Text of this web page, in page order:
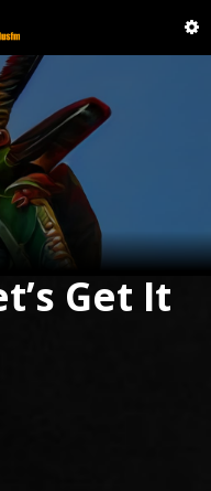
Get It